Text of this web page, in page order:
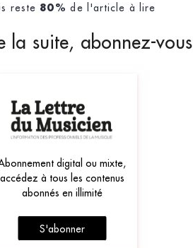
reste 80% de l'article à lire
la suite, abonnez-vous
digital ou mixte,
accédez à tous les contenus
abonnés en illimité
S'abonner